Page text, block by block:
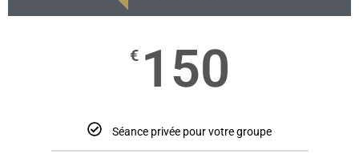
€ 150
Séance privée pour votre groupe